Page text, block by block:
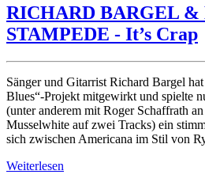
RICHARD BARGEL &
STAMPEDE - It’s Crap
Sänger und Gitarrist Richard Bargel
Blues“-Projekt mitgewirkt und spielte
(unter anderem mit Roger Schaffrath
Musselwhite auf zwei Tracks) ein
sich zwischen Americana im Stil von
Weiterlesen